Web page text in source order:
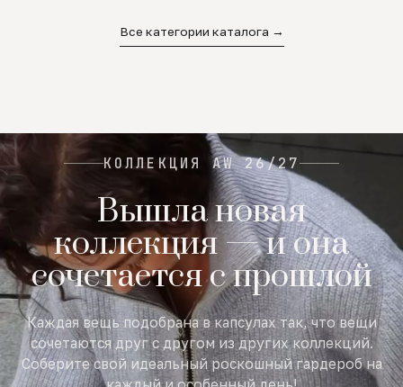
Все категории каталога →
КОЛЛЕКЦИЯ AW 26/27
Вышла новая
коллекция — и она
сочетается с прошлой
Каждая вещь подобрана в капсулах так, что вещи
сочетаются друг с другом из других коллекций.
Соберите свой идеальный роскошный гардероб на